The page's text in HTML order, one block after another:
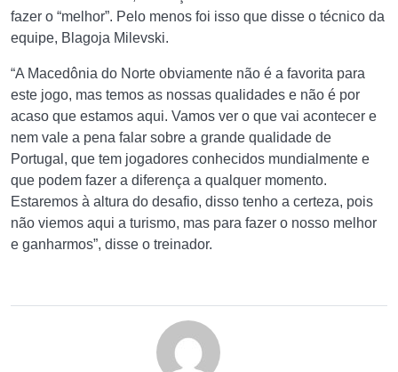
fazer o “melhor”. Pelo menos foi isso que disse o técnico da
equipe, Blagoja Milevski.
“A Macedônia do Norte obviamente não é a favorita para
este jogo, mas temos as nossas qualidades e não é por
acaso que estamos aqui. Vamos ver o que vai acontecer e
nem vale a pena falar sobre a grande qualidade de
Portugal, que tem jogadores conhecidos mundialmente e
que podem fazer a diferença a qualquer momento.
Estaremos à altura do desafio, disso tenho a certeza, pois
não viemos aqui a turismo, mas para fazer o nosso melhor
e ganharmos”, disse o treinador.